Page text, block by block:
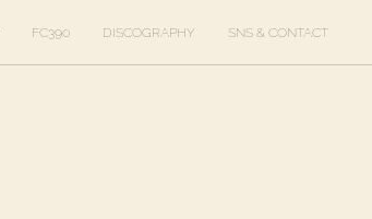
FC390 DISCOGRAPHY SNS & CONTACT